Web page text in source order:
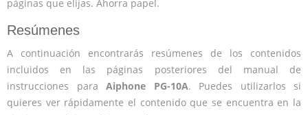
páginas que elijas. Ahorra papel.
Resúmenes
A continuación encontrarás resúmenes de los contenidos
incluidos en las páginas posteriores del manual de
instrucciones para Aiphone PG-10A. Puedes utilizarlos si
quieres ver rápidamente el contenido que se encuentra en la